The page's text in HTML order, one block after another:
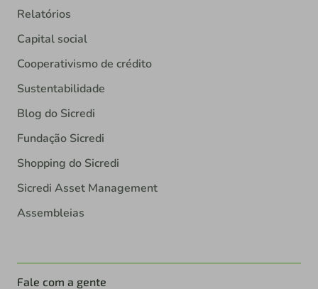
Relatórios
Capital social
Cooperativismo de crédito
Sustentabilidade
Blog do Sicredi
Fundação Sicredi
Shopping do Sicredi
Sicredi Asset Management
Assembleias
Fale com a gente